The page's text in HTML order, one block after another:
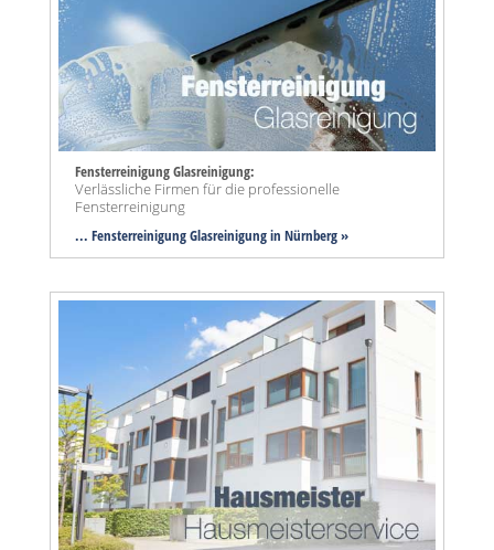
Fensterreinigung Glasreinigung:
Verlässliche Firmen für die professionelle
Fensterreinigung
... Fensterreinigung Glasreinigung in Nürnberg »